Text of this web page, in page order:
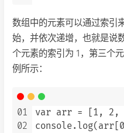
数组中的元素可以通过索引
始，并依次递增，也就是说
个元素的索引为 1，第三个
例所示：
01
02
var arr = [1,